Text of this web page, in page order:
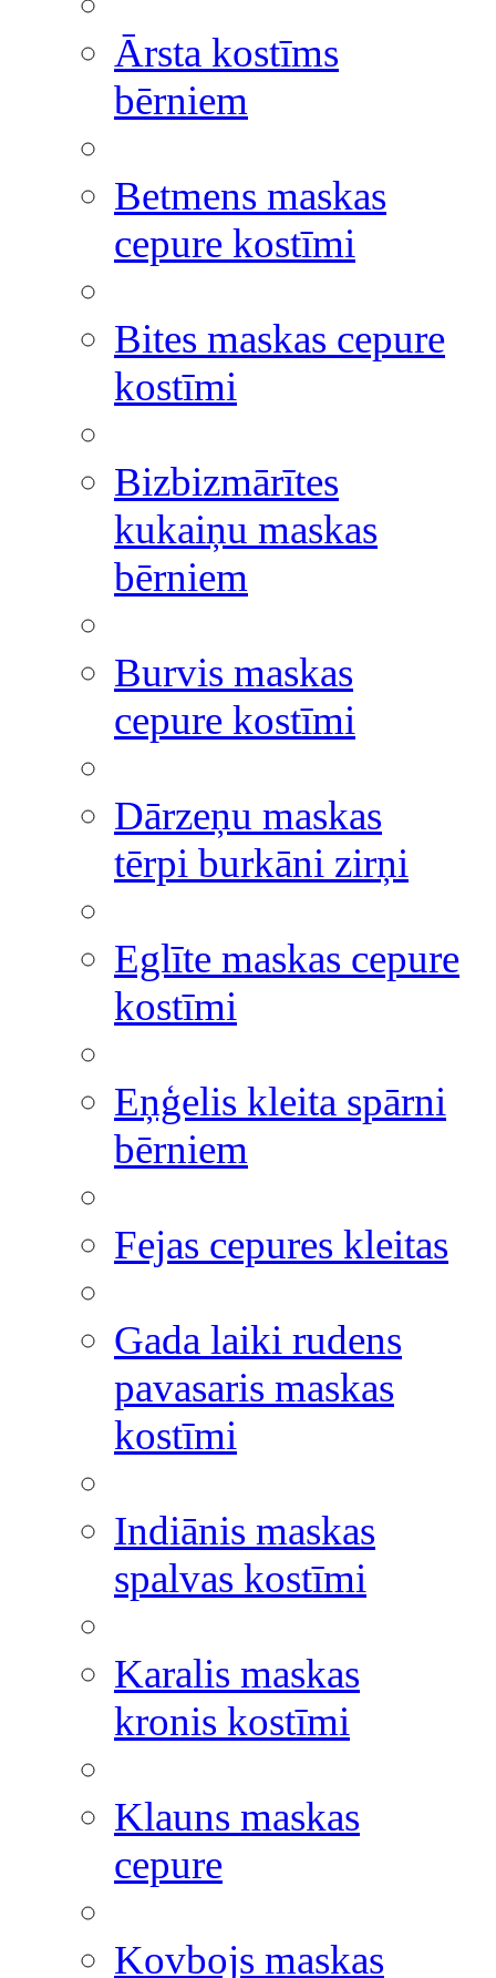
Ārsta kostīms
bērniem
Betmens maskas
cepure kostīmi
Bites maskas cepure
kostīmi
Bizbizmārītes
kukaiņu maskas
bērniem
Burvis maskas
cepure kostīmi
Dārzeņu maskas
tērpi burkāni zirņi
Eglīte maskas cepure
kostīmi
Eņģelis kleita spārni
bērniem
Fejas cepures kleitas
Gada laiki rudens
pavasaris maskas
kostīmi
Indiānis maskas
spalvas kostīmi
Karalis maskas
kronis kostīmi
Klauns maskas
cepure
Kovbojs maskas